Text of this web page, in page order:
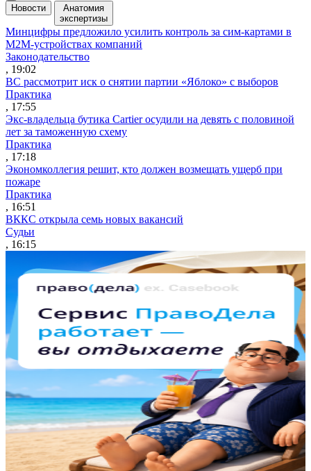
Новости
Анатомия
экспертизы
Минцифры предложило усилить контроль за сим-картами в
M2M-устройствах компаний
Законодательство
, 19:02
ВС рассмотрит иск о снятии партии «Яблоко» с выборов
Практика
, 17:55
Экс-владельца бутика Cartier осудили на девять с половиной
лет за таможенную схему
Практика
, 17:18
Экономколлегия решит, кто должен возмещать ущерб при
пожаре
Практика
, 16:51
ВККС открыла семь новых вакансий
Судьи
, 16:15